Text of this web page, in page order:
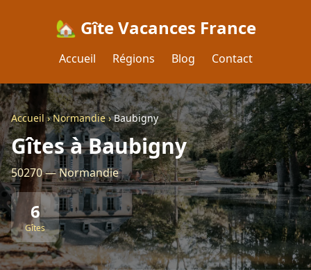
🏡 Gîte Vacances France
Accueil Régions Blog Contact
Accueil›Normandie›Baubigny
Gîtes à Baubigny
50270 — Normandie
6
Gîtes